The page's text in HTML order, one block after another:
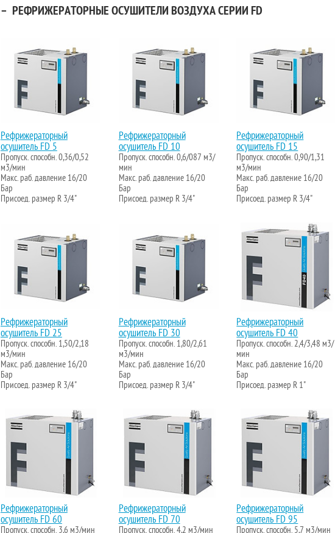
– РЕФРИЖЕРАТОРНЫЕ ОСУШИТЕЛИ ВОЗДУХА СЕРИИ FD
Рефрижераторный
осушитель FD 5
Пропуск. способн. 0,36/0,52
м3/мин
Макс. раб. давление 16/20
Бар
Присоед. размер R 3/4"
Рефрижераторный
осушитель FD 10
Пропуск. способн. 0,6/087 м3/
мин
Макс. раб. давление 16/20
Бар
Присоед. размер R 3/4"
Рефрижераторный
осушитель FD 15
Пропуск. способн. 0,90/1,31
м3/мин
Макс. раб. давление 16/20
Бар
Присоед. размер R 3/4"
Рефрижераторный
осушитель FD 25
Пропуск. способн. 1,50/2,18
м3/мин
Макс. раб. давление 16/20
Бар
Присоед. размер R 3/4"
Рефрижераторный
осушитель FD 30
Пропуск. способн. 1,80/2,61
м3/мин
Макс. раб. давление 16/20
Бар
Присоед. размер R 3/4"
Рефрижераторный
осушитель FD 40
Пропуск. способн. 2,4/3,48 м3/
мин
Макс. раб. давление 16/20
Бар
Присоед. размер R 1"
Рефрижераторный
осушитель FD 60
Пропуск. способн. 3,6 м3/мин
Рефрижераторный
осушитель FD 70
Пропуск. способн. 4,2 м3/мин
Рефрижераторный
осушитель FD 95
Пропуск. способн. 5,7 м3/мин